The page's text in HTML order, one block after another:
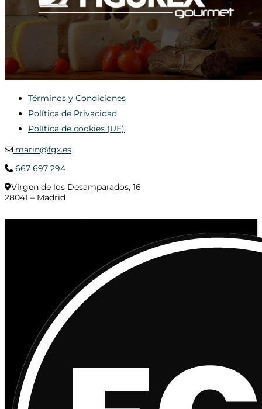
Términos y Condiciones
Política de Privacidad
Política de cookies (UE)
marin@fgx.es
667 697 294
Virgen de los Desamparados, 16
28041 – Madrid